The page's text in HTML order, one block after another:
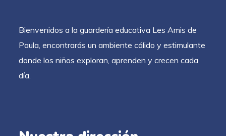
Bienvenidos a la guardería educativa Les Amis de
Paula, encontrarás un ambiente cálido y estimulante
donde los niños exploran, aprenden y crecen cada
día.